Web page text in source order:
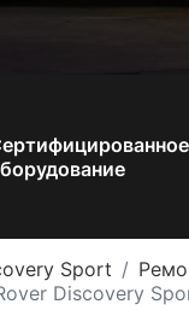
Sport
Discovery